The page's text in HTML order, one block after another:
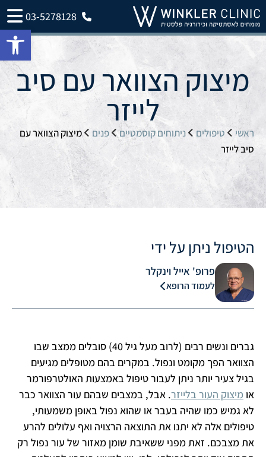
03-5278128
מיצוק הצוואר עם סיב
לייזר
ראשי טיפולים ניתוחים קוסמטיים פנים
מיצוק הצוואר עם
סיב לייזר
הטיפול ניתן על ידי
פרופ' אייל וינקלר
לעמוד הרופא
גברים ונשים רבים (לרוב מעל גיל 40) סובלים ממצב שבו
הצוואר הפך מקומט ונפול. במקרים בהם מטופלים מגיעים
בגיל צעיר יותר ניתן לעבור טיפול באמצעות האולטרפורמר
או מיצוק העור בלייזר. אבל, במצבים שבהם עור הצוואר כבר
לא גמיש כמו שהיה בעבר או שהוא נפול באופן משמעותי,
טיפולים אלה לא יתנו את התוצאה הרצויה ואף עלולים להרע
את מצבכם. זאת מפני ששאיבת שומן מאזור של עור נפול רק